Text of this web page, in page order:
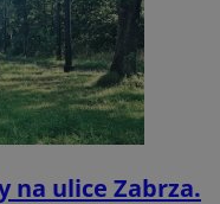
na ulice Zabrza.